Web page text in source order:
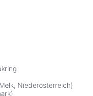
Niederösterreich)